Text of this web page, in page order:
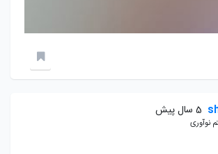
5 سال پیش
نوآوری